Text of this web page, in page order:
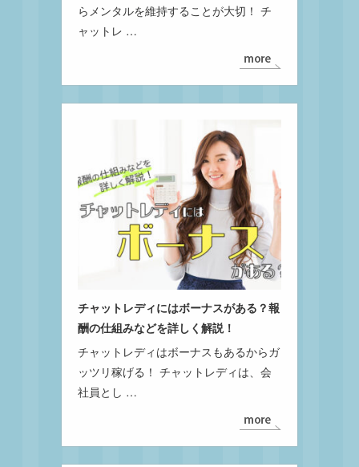
らメンタルを維持することが大切！ チ
ャットレ …
チャットレディにはボーナスがある？報
酬の仕組みなどを詳しく解説！
チャットレディはボーナスもあるからガ
ッツリ稼げる！ チャットレディは、会
社員とし …